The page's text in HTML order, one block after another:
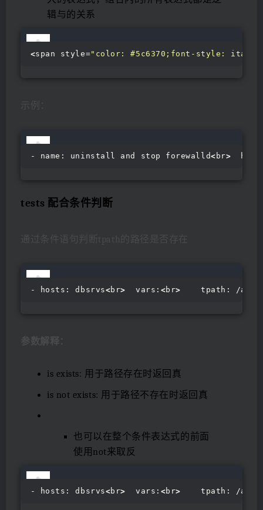
辑与的关系
<span style="color: #5c6370;font-style:
示例：
- name: uninstall and stop forewalld< br>
tests 配合条件判断
通过条件语句判断tpath的路径是否存在
- hosts: dbsrvs<br>
  vars:
<br>
tpath: /
参数解释：
is exists: 用于路径存在时返回真
is not exists: 用于路径不存在时返回真
也可以在整个条件表达式的前面
使用not来取反
- hosts: dbsrvs<br>
  vars:
<br>
tpath: /